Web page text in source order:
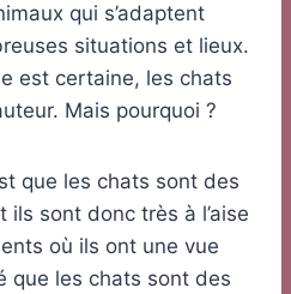
qui s’adaptent
situations et lieux.
est certaine, les chats
Mais pourquoi ?
que les chats sont des
sont donc très à l’aise
où ils ont une vue
que les chats sont des